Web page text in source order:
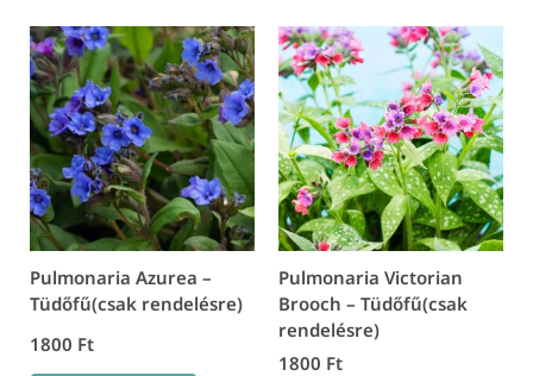
Pulmonaria Azurea –
Tüdőfű(csak rendelésre)
1800 Ft
Pulmonaria Victorian
Brooch – Tüdőfű(csak
rendelésre)
1800 Ft